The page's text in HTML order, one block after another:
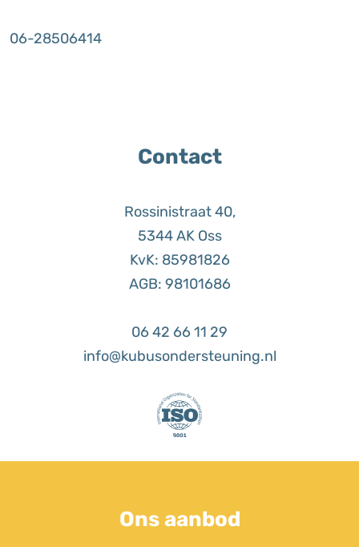
06-28506414
Contact
Rossinistraat 40,
5344 AK Oss
KvK: 85981826
AGB: 98101686
06 42 66 11 29
info@kubusondersteuning.nl
Ons aanbod